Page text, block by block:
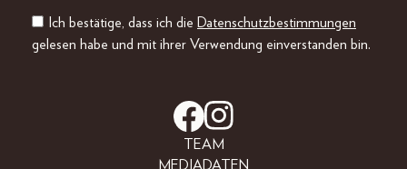
Ich bestätige, dass ich die Datenschutzbestimmungen
gelesen habe und mit ihrer Verwendung einverstanden bin.
TEAM
MEDIADATEN